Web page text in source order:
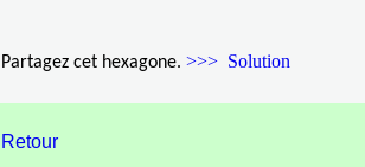
Partagez cet hexagone. >>> Solution
Retour